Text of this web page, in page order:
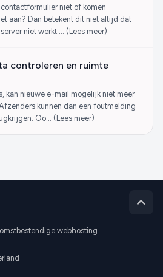
niet of komen
aan? Dan betekent dit niet altijd dat
niet werkt.… (Lees meer)
controleren en ruimte
kan nieuwe e-mail mogelijk niet meer
kunnen dan een foutmelding
Oo… (Lees meer)
webhosting.